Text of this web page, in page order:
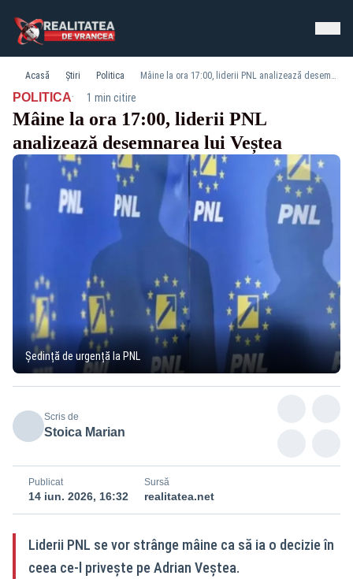
Acasă Știri Politica Mâine la ora 17:00, liderii PNL analizează desemnarea lui Veștea
POLITICA· 1 min citire
Mâine la ora 17:00, liderii PNL
analizează desemnarea lui Veștea
Ședință de urgență la PNL
Scris de
Stoica Marian
Publicat
14 iun. 2026, 16:32
Sursă
realitatea.net
Liderii PNL se vor strânge mâine ca să ia o decizie în
ceea ce-l privește pe Adrian Veștea.